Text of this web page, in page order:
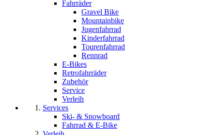
Fahrräder
Gravel Bike
Mountainbike
Jugenfahrrad
Kinderfahrrad
Tourenfahrrad
Rennrad
E-Bikes
Retrofahrräder
Zubehör
Service
Verleih
Services
Ski- & Snowboard
Fahrrad & E-Bike